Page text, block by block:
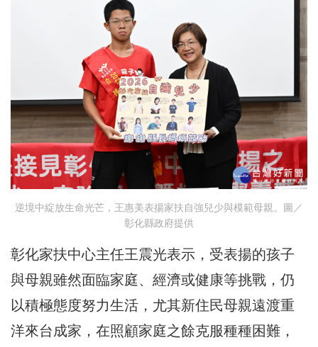
逆境中綻放生命光芒，王惠美表揚家扶自強兒少與模範母親。圖／
彰化縣政府提供
彰化家扶中心主任王震光表示，受表揚的孩子
與母親雖然面臨家庭、經濟或健康等挑戰，仍
以積極態度努力生活，尤其新住民母親遠渡重
洋來台成家，在照顧家庭之餘克服種種困難，